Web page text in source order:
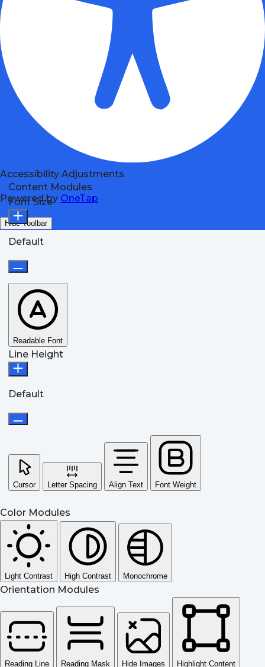
Accessibility Adjustments
Powered by OneTap
Hide Toolbar
Content Modules
Font Size
Default
Readable Font
Line Height
Default
Cursor Letter Spacing Align Text Font Weight
Color Modules
Light Contrast High Contrast Monochrome
Orientation Modules
Reading Line Reading Mask Hide Images Highlight Content